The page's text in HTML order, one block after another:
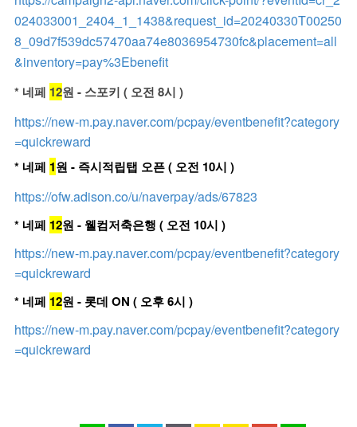
024033001_2404_1_1438&request_id=20240330T00250
8_09d7f539dc57470aa74e8036954730fc&placement=all
&inventory=pay%3Ebenefit
* 네페 12원 - 스포키 ( 오전 8시 )
https://new-m.pay.naver.com/pcpay/eventbenefit?category
=quickreward
* 네페 1원 - 즉시적립탭 오픈 ( 오전 10시 )
https://ofw.adison.co/u/naverpay/ads/67823
* 네페 12원 - 웰컴저축은행 ( 오전 10시 )
https://new-m.pay.naver.com/pcpay/eventbenefit?category
=quickreward
* 네페 12원 - 롯데 ON ( 오후 6시 )
https://new-m.pay.naver.com/pcpay/eventbenefit?category
=quickreward